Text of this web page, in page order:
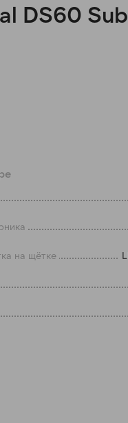
DS60
на щётке
в корзину